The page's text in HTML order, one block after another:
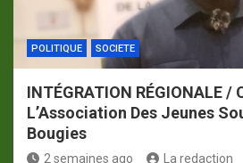
POLITIQUE SOCIETE
INTÉGRATION RÉGIONALE /
L’Association Des Jeunes
Bougies
2 semaines ago La redaction